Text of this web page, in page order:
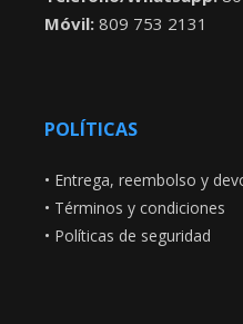
Móvil: 809 753 2131
POLÍTICAS
• Entrega, reembolso y
• Términos y condiciones
• Políticas de seguridad